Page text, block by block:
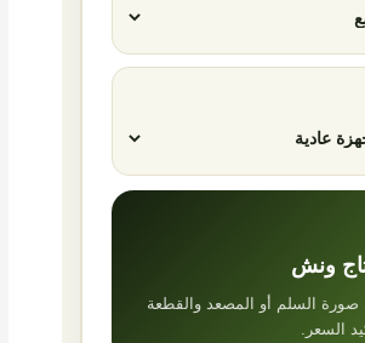
ونش
السلم أو المصعد والقطعة
السعر.